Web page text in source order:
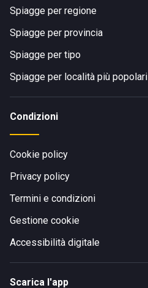
Spiagge per regione
Spiagge per provincia
Spiagge per tipo
Spiagge per località più popolari
Condizioni
Cookie policy
Privacy policy
Termini e condizioni
Gestione cookie
Accessibilità digitale
Scarica l'app